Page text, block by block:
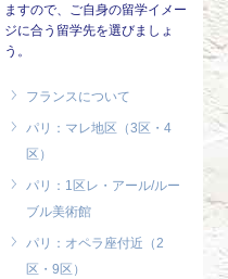
ますので、ご自身の留学イメー
ジに合う留学先を選びましょ
う。
フランスについて
パリ：マレ地区（3区・4
区）
パリ：1区レ・アール/ルー
ブル美術館
パリ：オペラ座付近（2
区・9区）